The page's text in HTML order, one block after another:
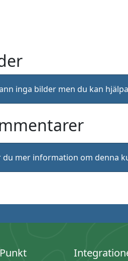
inga bilder men du kan
du mer information om denna